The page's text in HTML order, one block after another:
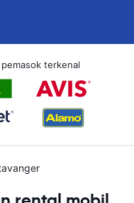
terkenal